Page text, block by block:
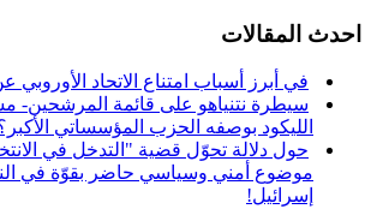
احدث المقالات
في أبرز أسباب امتناع الاتحاد
سيطرة نتنياهو على قائمة المرشحين-
الليكود بوصفه الحزب المؤسساتي
حول دلالة تحوّل قضية "التدخل في
موضوع أمني وسياسي حاضر بقوّة في
إسرائيل!